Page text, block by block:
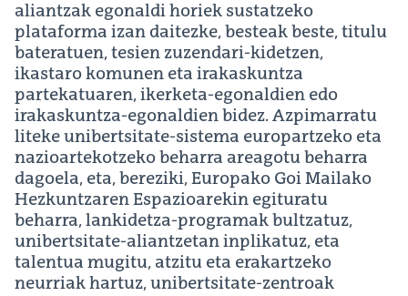
aliantzak egonaldi horiek sustatzeko
plataforma izan daitezke, besteak beste, titulu
bateratuen, tesien zuzendari-kidetzen,
ikastaro komunen eta irakaskuntza
partekatuaren, ikerketa-egonaldien edo
irakaskuntza-egonaldien bidez. Azpimarratu
liteke unibertsitate-sistema europartzeko eta
nazioartekotzeko beharra areagotu beharra
dagoela, eta, bereziki, Europako Goi Mailako
Hezkuntzaren Espazioarekin egituratu
beharra, lankidetza-programak bultzatuz,
unibertsitate-aliantzetan inplikatuz, eta
talentua mugitu, atzitu eta erakartzeko
neurriak hartuz, unibertsitate-zentroak